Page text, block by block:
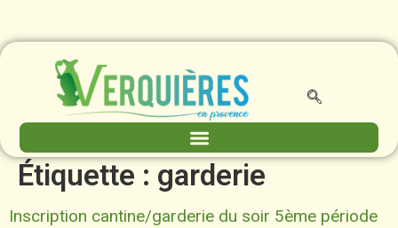
Étiquette : garderie
Inscription cantine/garderie du soir 5ème période